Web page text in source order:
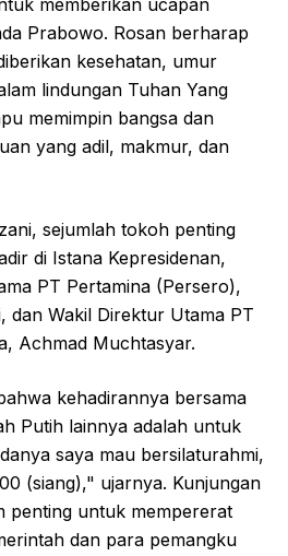
memberikan ucapan
Prabowo. Rosan berharap
kesehatan, umur
lindungan Tuhan Yang
memimpin bangsa dan
yang adil, makmur, dan
sejumlah tokoh penting
di Istana Kepresidenan,
PT Pertamina (Persero),
dan Wakil Direktur Utama PT
Achmad Muchtasyar.
kehadirannya bersama
Putih lainnya adalah untuk
saya mau bersilaturahmi,
(siang)," ujarnya. Kunjungan
penting untuk mempererat
dan para pemangku